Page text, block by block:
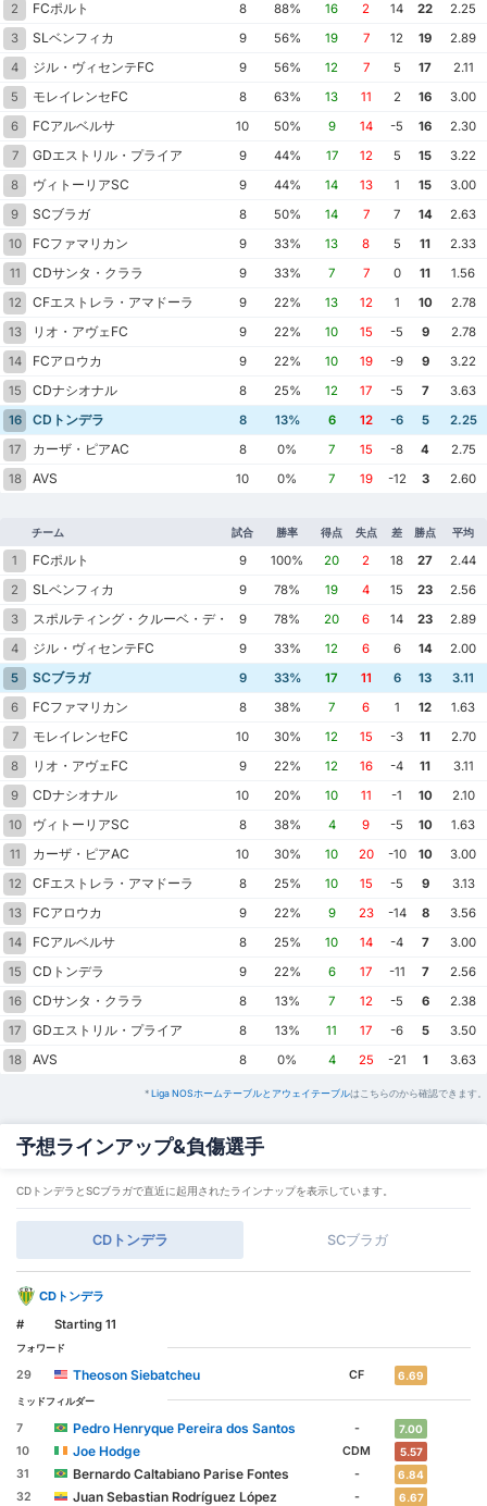
2 FCポルト 8 88% 16 2 14 22
2.25
3
SLベンフィカ 9 56% 19 7 12 19
2.89
4
ジル・ヴィセンテFC 9 56% 12 7 5 17
2.11
5
モレイレンセFC 8 63% 13 11 2 16
3.00
6
FCアルベルサ 10 50% 9 14 -5 16
2.30
7
GDエストリル・プライア 9 44% 17 12 5 15
3.22
8
ヴィトーリアSC 9 44% 14 13 1 15
3.00
9
SCブラガ 8 50% 14 7 7 14
2.63
10
FCファマリカン 9 33% 13 8 5 11
2.33
11
CDサンタ・クララ 9 33% 7 7 0 11
1.56
12
CFエストレラ・アマドーラ 9 22% 13 12 1 10
2.78
13
リオ・アヴェFC 9 22% 10 15 -5 9
2.78
14
FCアロウカ 9 22% 10 19 -9 9
3.22
15
CDナシオナル 8 25% 12 17 -5 7
3.63
16
CDトンデラ 8 13% 6 12 -6 5
2.25
17
カーザ・ピアAC 8 0% 7 15 -8 4
2.75
18
AVS 10 0% 7 19 -12 3 2.60
チーム 試合 勝率 得点 失点 差 勝点 平均
1 FCポルト 9 100% 20 2 18 27
2.44
2
SLベンフィカ 9 78% 19 4 15 23
2.56
3
スポルティング・クルーベ・デ・ポルトゥガル
9 78% 20 6 14 23
2.89
4
ジル・ヴィセンテFC 9 33% 12 6 6 14
2.00
5
SCブラガ 9 33% 17 11 6 13
3.11
6
FCファマリカン 8 38% 7 6 1 12
1.63
7
モレイレンセFC 10 30% 12 15 -3 11
2.70
8
リオ・アヴェFC 9 22% 12 16 -4 11
3.11
9
CDナシオナル 10 20% 10 11 -1 10
2.10
10
ヴィトーリアSC 8 38% 4 9 -5 10
1.63
11
カーザ・ピアAC 10 30% 10 20 -10 10
3.00
12
CFエストレラ・アマドーラ 8 25% 10 15 -5 9
3.13
13
FCアロウカ 9 22% 9 23 -14 8
3.56
14
FCアルベルサ 8 25% 10 14 -4 7
3.00
15
CDトンデラ 9 22% 6 17 -11 7
2.56
16
CDサンタ・クララ 8 13% 7 12 -5 6
2.38
17
GDエストリル・プライア 8 13% 11 17 -6 5
3.50
18
AVS 8 0% 4 25 -21 1 3.63
*Liga NOSホームテーブルとアウェイテーブルはこちらのから確認できます。
予想ラインアップ&負傷選手
CDトンデラとSCブラガで直近に起用されたラインナップを表示しています。
CDトンデラ SCブラガ
CDトンデラ
#
Starting 11
フォワード
29 Theoson Siebatcheu CF 6.69
ミッドフィルダー
7 Pedro Henryque Pereira dos Santos - 7.00
10 Joe Hodge CDM 5.57
31 Bernardo Caltabiano Parise Fontes - 6.84
32 Juan Sebastian Rodríguez López - 6.67